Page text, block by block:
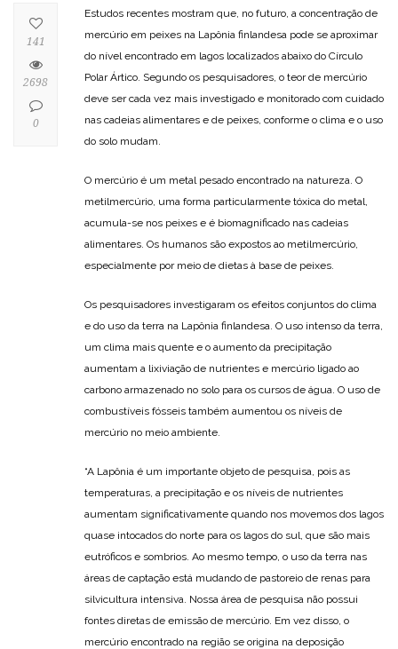
Estudos recentes mostram que, no futuro, a concentração de
mercúrio em peixes na Lapônia finlandesa pode se aproximar
do nível encontrado em lagos localizados abaixo do Círculo
Polar Ártico. Segundo os pesquisadores, o teor de mercúrio
deve ser cada vez mais investigado e monitorado com cuidado
nas cadeias alimentares e de peixes, conforme o clima e o uso
do solo mudam.
O mercúrio é um metal pesado encontrado na natureza. O
metilmercúrio, uma forma particularmente tóxica do metal,
acumula-se nos peixes e é biomagnificado nas cadeias
alimentares. Os humanos são expostos ao metilmercúrio,
especialmente por meio de dietas à base de peixes.
Os pesquisadores investigaram os efeitos conjuntos do clima
e do uso da terra na Lapônia finlandesa. O uso intenso da terra,
um clima mais quente e o aumento da precipitação
aumentam a lixiviação de nutrientes e mercúrio ligado ao
carbono armazenado no solo para os cursos de água. O uso de
combustíveis fósseis também aumentou os níveis de
mercúrio no meio ambiente.
“A Lapônia é um importante objeto de pesquisa, pois as
temperaturas, a precipitação e os níveis de nutrientes
aumentam significativamente quando nos movemos dos lagos
quase intocados do norte para os lagos do sul, que são mais
eutróficos e sombrios. Ao mesmo tempo, o uso da terra nas
áreas de captação está mudando de pastoreio de renas para
silvicultura intensiva. Nossa área de pesquisa não possui
fontes diretas de emissão de mercúrio. Em vez disso, o
mercúrio encontrado na região se origina na deposição
141
2698
0